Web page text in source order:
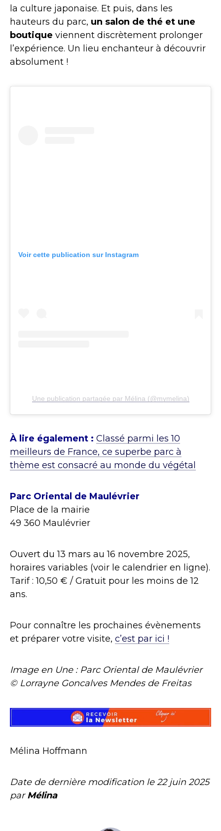
la culture japonaise. Et puis, dans les
hauteurs du parc, un salon de thé et une
boutique viennent discrètement prolonger
l’expérience. Un lieu enchanteur à découvrir
absolument !
Voir cette publication sur Instagram
Une publication partagée par Mélina (@mymelina)
À lire également : Classé parmi les 10
meilleurs de France, ce superbe parc à
thème est consacré au monde du végétal
Parc Oriental de Maulévrier
Place de la mairie
49 360 Maulévrier
Ouvert du 13 mars au 16 novembre 2025,
horaires variables (voir le calendrier en ligne).
Tarif : 10,50 € / Gratuit pour les moins de 12
ans.
Pour connaître les prochaines évènements
et préparer votre visite, c’est par ici !
Image en Une : Parc Oriental de Maulévrier
© Lorrayne Goncalves Mendes de Freitas
Mélina Hoffmann
Date de dernière modification le22 juin 2025
parMélina